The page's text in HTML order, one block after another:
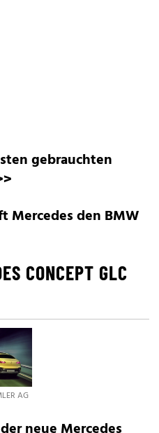
gebrauchten
Mercedes den BMW
CONCEPT GLC
AG